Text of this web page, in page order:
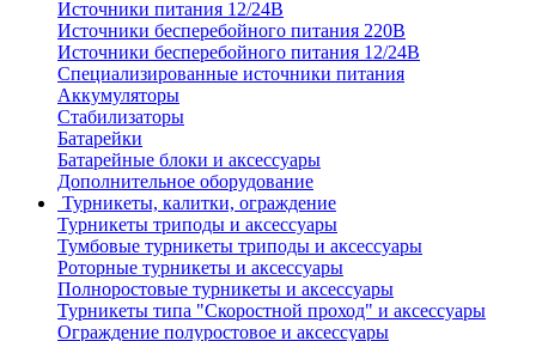
Источники питания 12/24В
Источники бесперебойного питания 220В
Источники бесперебойного питания 12/24В
Специализированные источники питания
Аккумуляторы
Стабилизаторы
Батарейки
Батарейные блоки и аксессуары
Дополнительное оборудование
Турникеты, калитки, ограждение
Турникеты триподы и аксессуары
Тумбовые турникеты триподы и аксессуары
Роторные турникеты и аксессуары
Полноростовые турникеты и аксессуары
Турникеты типа "Скоростной проход" и аксессуары
Ограждение полуростовое и аксессуары